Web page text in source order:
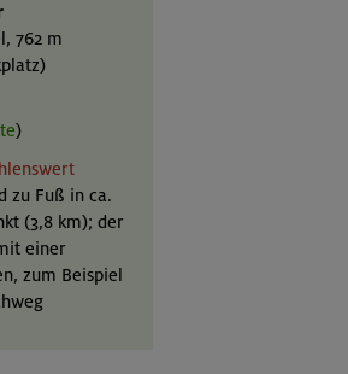
762 m
)
zu Fuß in ca.
(3,8 km); der
einer
zum Beispiel